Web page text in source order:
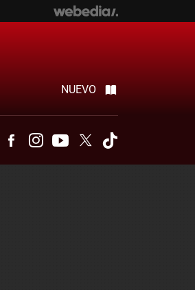
NUEVO
TelegramFacebookInstagramYoutubeTwitter